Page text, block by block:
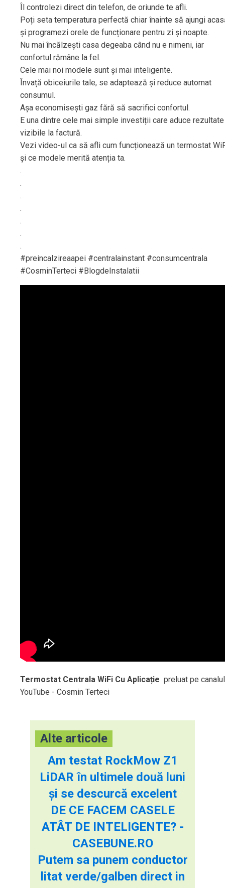
Îl controlezi direct din telefon, de oriunde te afli.
Poți seta temperatura perfectă chiar înainte să ajungi
și programezi orele de funcționare pentru zi și noapte.
Nu mai încălzești casa degeaba când nu e nimeni, iar
confortul rămâne la fel.
Cele mai noi modele sunt și mai inteligente.
Învață obiceiurile tale, se adaptează și reduce automat
consumul.
Așa economisești gaz fără să sacrifici confortul.
E una dintre cele mai simple investiții care aduce rezultate
vizibile la factură.
Vezi video-ul ca să afli cum funcționează un termostat
și ce modele merită atenția ta.
.
.
.
.
.
.
.
#preincalzireaapei #centralainstant #consumcentrala
#CosminTerteci #BlogdeInstalatii
Termostat Centrala WiFi Cu Aplicație preluat pe canalul
YouTube - Cosmin Terteci
Alte articole
Am testat RockMow Z1
LiDAR în ultimele două luni
și se descurcă excelent
DE CE FACEM CASELE
ATÂT DE INTELIGENTE? -
CASEBUNE.RO
Putem sa punem conductor
litat verde/galben direct in